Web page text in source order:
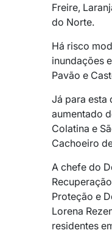
Freire,
do Norte.
Há risco
inundações
Pavão e
Já para esta
aumentado
Colatina e
Cachoeiro
A chefe do
Proteção e
Lorena
residentes